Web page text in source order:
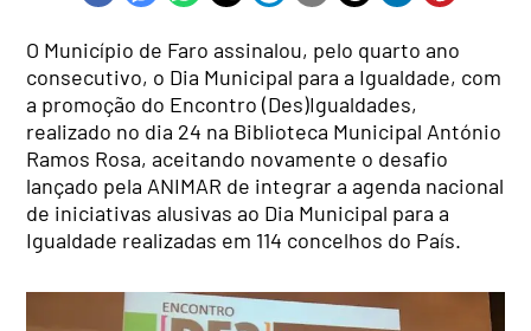
O Município de Faro assinalou, pelo quarto ano
consecutivo, o Dia Municipal para a Igualdade, com
a promoção do Encontro (Des)Igualdades,
realizado no dia 24 na Biblioteca Municipal António
Ramos Rosa, aceitando novamente o desafio
lançado pela ANIMAR de integrar a agenda nacional
de iniciativas alusivas ao Dia Municipal para a
Igualdade realizadas em 114 concelhos do País.